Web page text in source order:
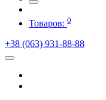
Товаров: 0
+38 (063) 931-88-88